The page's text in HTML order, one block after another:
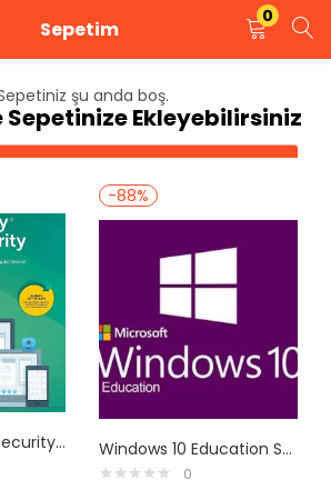
Sepetim
0
YAP
KAYIT OL
girin.
şu anda boş.
Sepetinize Ekleyebilirsiniz
Kaspersky Total Security Satın Al
-88%
Windows 10 Education Satın Al
0